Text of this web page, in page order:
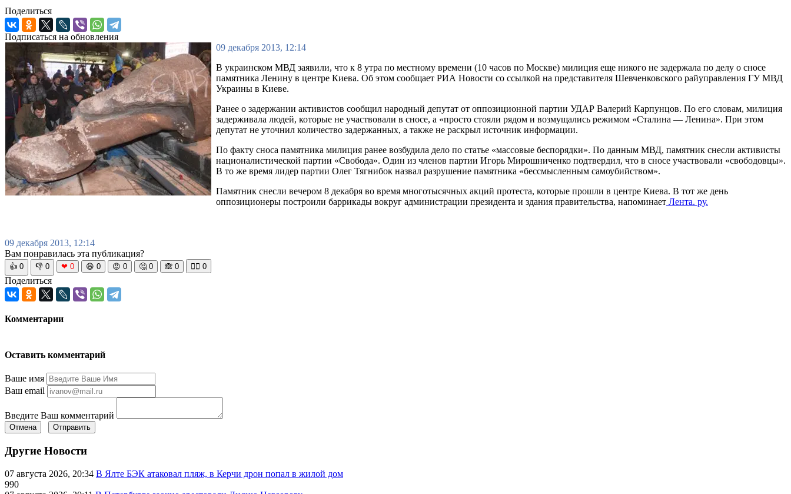
Поделиться
Подписаться на обновления
09 декабря 2013, 12:14
В украинском МВД заявили, что к 8 утра по местному времени (10 часов по Москве) милиция еще никого не задержала по делу о сносе
памятника Ленину в центре Киева. Об этом сообщает РИА Новости со ссылкой на представителя Шевченковского райуправления ГУ МВД
Украины в Киеве.
Ранее о задержании активистов сообщил народный депутат от оппозиционной партии УДАР Валерий Карпунцов. По его словам, милиция
задерживала людей, которые не участвовали в сносе, а «просто стояли рядом и возмущались режимом «Сталина — Ленина». При этом
депутат не уточнил количество задержанных, а также не раскрыл источник информации.
По факту сноса памятника милиция ранее возбудила дело по статье «массовые беспорядки». По данным МВД, памятник снесли активисты
националистической партии «Свобода». Один из членов партии Игорь Мирошниченко подтвердил, что в сносе участвовали «свободовцы».
В то же время лидер партии Олег Тягнибок назвал разрушение памятника «бессмысленным самоубийством».
Памятник снесли вечером 8 декабря во время многотысячных акций протеста, которые прошли в центре Киева. В тот же день
оппозиционеры построили баррикады вокруг администрации президента и здания правительства, напоминает Лента. ру.
09 декабря 2013, 12:14
Вам понравилась эта публикация?
👍 0 👎 0 ❤ 0 😆 0 😡 0 🤔 0 🙈 0 🧘‍♀️ 0
Поделиться
Комментарии
Оставить комментарий
Ваше имя
Ваш email
Введите Ваш комментарий
Отмена Отправить
Другие Новости
07 августа 2026, 20:34 В Ялте БЭК атаковал пляж, в Керчи дрон попал в жилой дом
990